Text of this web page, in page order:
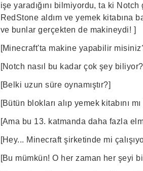
işe yaradığını bilmiyordu, ta ki
RedStone aldım ve yemek kitabına
ve bunlar gerçekten de makineydi! ]
[Minecraft'ta makine yapabilir
[Notch nasıl bu kadar çok şey
[Belki uzun süre oynamıştır?]
[Bütün blokları alıp yemek kitabını
[Ama bu 13. katmanda daha fazla
[Hey... Minecraft şirketinde mi
[Bu mümkün! O her zaman her şeyi